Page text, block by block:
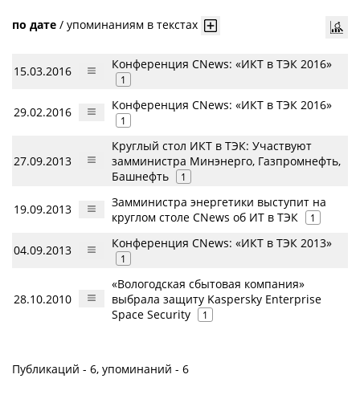
по дате / упоминаниям в текстах
15.03.2016 Конференция CNews: «ИКТ в ТЭК 2016»
1
29.02.2016 Конференция CNews: «ИКТ в ТЭК 2016»
1
27.09.2013
Круглый стол ИКТ в ТЭК: Участвуют
замминистра Минэнерго, Газпромнефть,
Башнефть
1
19.09.2013
Замминистра энергетики выступит на
круглом столе CNews об ИТ в ТЭК
1
04.09.2013 Конференция CNews: «ИКТ в ТЭК 2013»
1
28.10.2010
«Вологодская сбытовая компания»
выбрала защиту Kaspersky Enterprise
Space Security
1
Публикаций - 6, упоминаний - 6